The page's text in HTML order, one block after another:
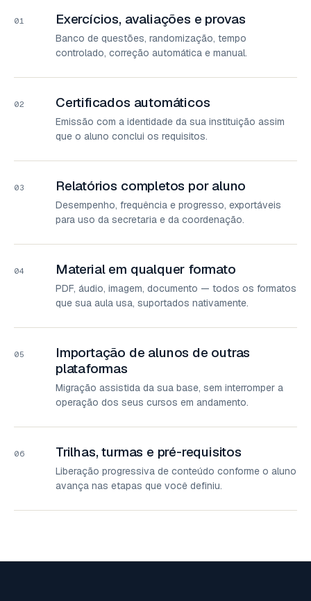
01 Exercícios, avaliações e provas
Banco de questões, randomização, tempo
controlado, correção automática e manual.
02 Certificados automáticos
Emissão com a identidade da sua instituição assim
que o aluno conclui os requisitos.
03 Relatórios completos por aluno
Desempenho, frequência e progresso, exportáveis
para uso da secretaria e da coordenação.
04 Material em qualquer formato
PDF, áudio, imagem, documento — todos os formatos
que sua aula usa, suportados nativamente.
05
Importação de alunos de outras
plataformas
Migração assistida da sua base, sem interromper a
operação dos seus cursos em andamento.
06 Trilhas, turmas e pré-requisitos
Liberação progressiva de conteúdo conforme o aluno
avança nas etapas que você definiu.